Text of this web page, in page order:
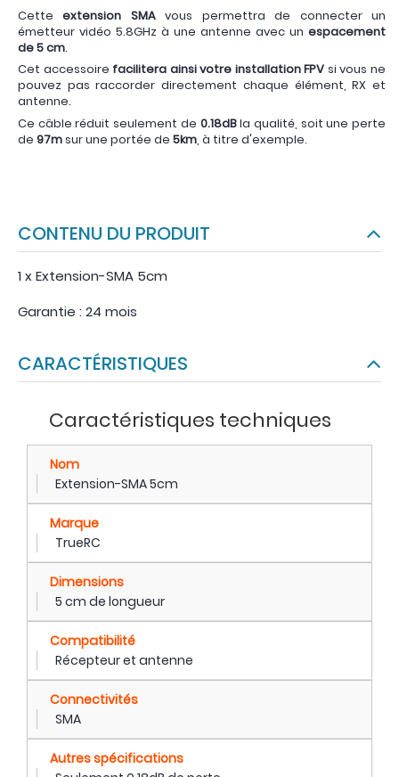
Cetteextension SMAvous permettra de connecter un
émetteur vidéo 5.8GHz à une antenne avec un espacement
de 5 cm.
Cet accessoire facilitera ainsi votre installation FPV si vous ne
pouvez pas raccorder directement chaque élément, RX et
antenne.
Ce câble réduit seulement de 0.18dBla qualité, soit une perte
de 97msur une portée de 5km , à titre d'exemple.
CONTENU DU PRODUIT
1 x Extension-SMA 5cm
Garantie : 24 mois
CARACTÉRISTIQUES
Caractéristiques techniques
Nom
Extension-SMA 5cm
Marque
TrueRC
Dimensions
5 cm de longueur
Compatibilité
Récepteur et antenne
Connectivités
SMA
Autres spécifications